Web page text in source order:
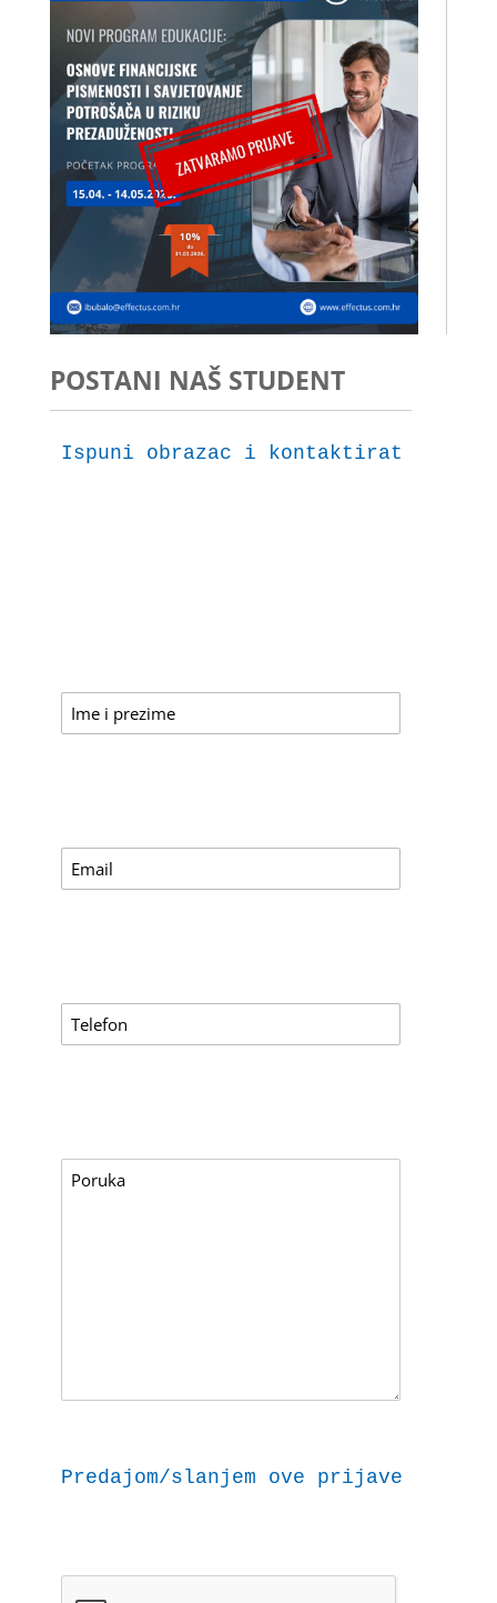
POSTANI NAŠ STUDENT
Ispuni obrazac i kontaktirat ćemo
Predajom/slanjem ove prijave